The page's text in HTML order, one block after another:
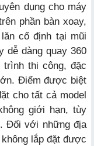
dụng cho máy
phần bàn xoay,
cố định tại mũi
dễ dàng quay 360
thi công, đặc
Điểm được biệt
cho tất cả model
giới hạn, tùy
Đối với những địa
lắp đặt được